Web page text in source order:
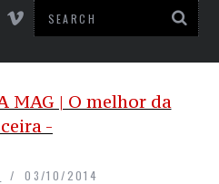
03/10/2014